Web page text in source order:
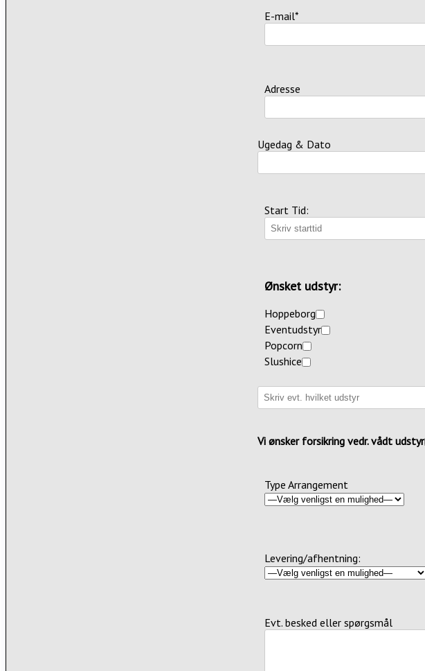
E-mail*
Adresse
Ugedag & Dato
Start Tid:
Ønsket udstyr:
Hoppeborg
Eventudstyr
Popcorn
Slushice
Vi ønsker forsikring vedr. vådt udstyr
Type Arrangement
Levering/afhentning:
Evt. besked eller spørgsmål